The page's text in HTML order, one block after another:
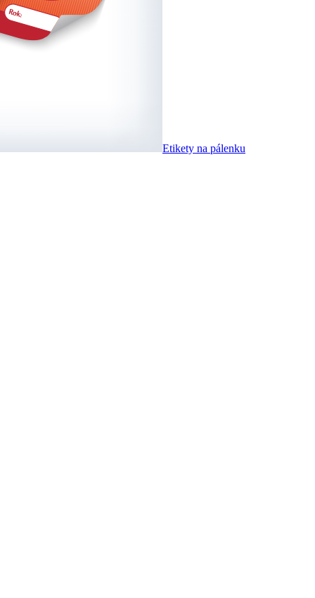
Etikety na pálenku